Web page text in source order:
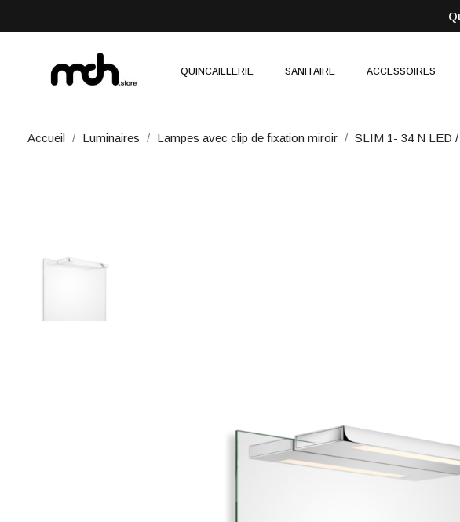
QUINCAILLERIE SANITAIRE ACCESSOIRES
Accueil Luminaires Lampes avec clip de fixation miroir SLIM 1- 34 N LED